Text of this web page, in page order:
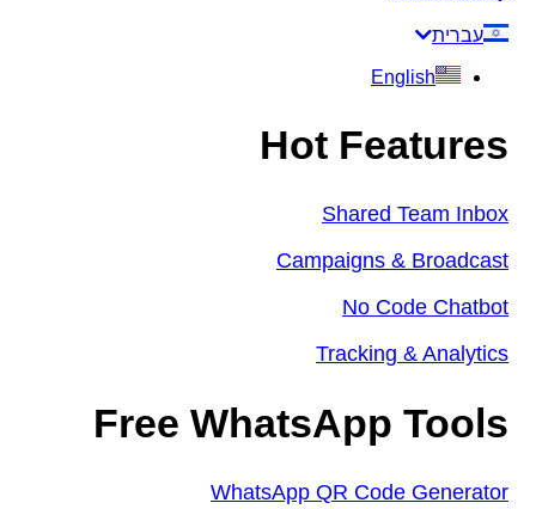
עברית
English
Hot Features
Shared Team Inbox
Campaigns & Broadcast
No Code Chatbot
Tracking & Analytics
Free WhatsApp Tools
WhatsApp QR Code Generator